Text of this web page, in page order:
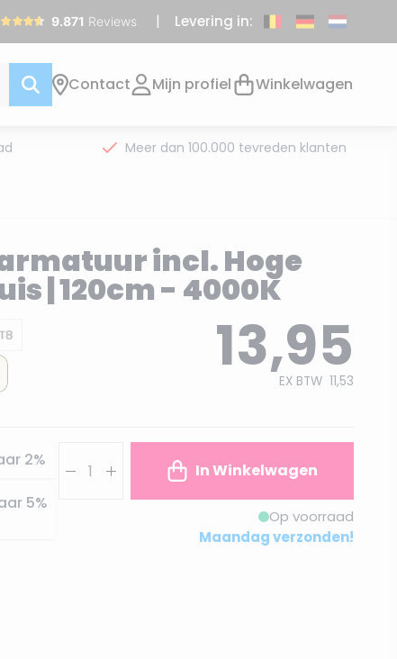
Levering in:
Contact Mijn profiel Winkelwagen
Meer dan 100.000 tevreden klanten
armatuur incl. Hoge
| 120cm - 4000K
13,95
EX BTW 11,53
2%
5%
In Winkelwagen
Op voorraad
Maandag verzonden!